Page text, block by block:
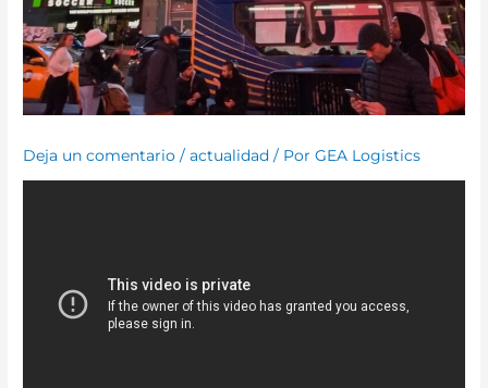
Deja un comentario /actualidad / PorGEA Logistics